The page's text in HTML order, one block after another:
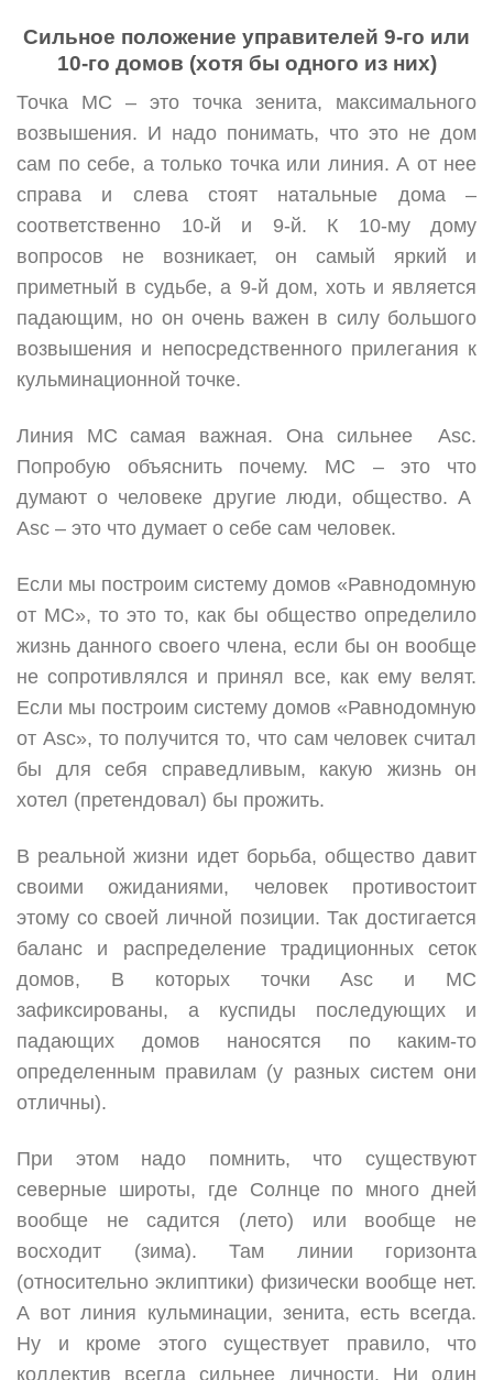
Сильное положение управителей 9-го или
10-го домов (хотя бы одного из них)
Точка МС – это точка зенита, максимального
возвышения. И надо понимать, что это не дом
сам по себе, а только точка или линия. А от нее
справа и слева стоят натальные дома –
соответственно 10-й и 9-й. К 10-му дому
вопросов не возникает, он самый яркий и
приметный в судьбе, а 9-й дом, хоть и является
падающим, но он очень важен в силу большого
возвышения и непосредственного прилегания к
кульминационной точке.
Линия МС самая важная. Она сильнее Asc.
Попробую объяснить почему. МС – это что
думают о человеке другие люди, общество. А
Asc – это что думает о себе сам человек.
Если мы построим систему домов «Равнодомную
от МС», то это то, как бы общество определило
жизнь данного своего члена, если бы он вообще
не сопротивлялся и принял все, как ему велят.
Если мы построим систему домов «Равнодомную
от Asc», то получится то, что сам человек считал
бы для себя справедливым, какую жизнь он
хотел (претендовал) бы прожить.
В реальной жизни идет борьба, общество давит
своими ожиданиями, человек противостоит
этому со своей личной позиции. Так достигается
баланс и распределение традиционных сеток
домов, В которых точки Asc и МС
зафиксированы, а куспиды последующих и
падающих домов наносятся по каким-то
определенным правилам (у разных систем они
отличны).
При этом надо помнить, что существуют
северные широты, где Солнце по много дней
вообще не садится (лето) или вообще не
восходит (зима). Там линии горизонта
(относительно эклиптики) физически вообще нет.
А вот линия кульминации, зенита, есть всегда.
Ну и кроме этого существует правило, что
коллектив всегда сильнее личности. Ни один